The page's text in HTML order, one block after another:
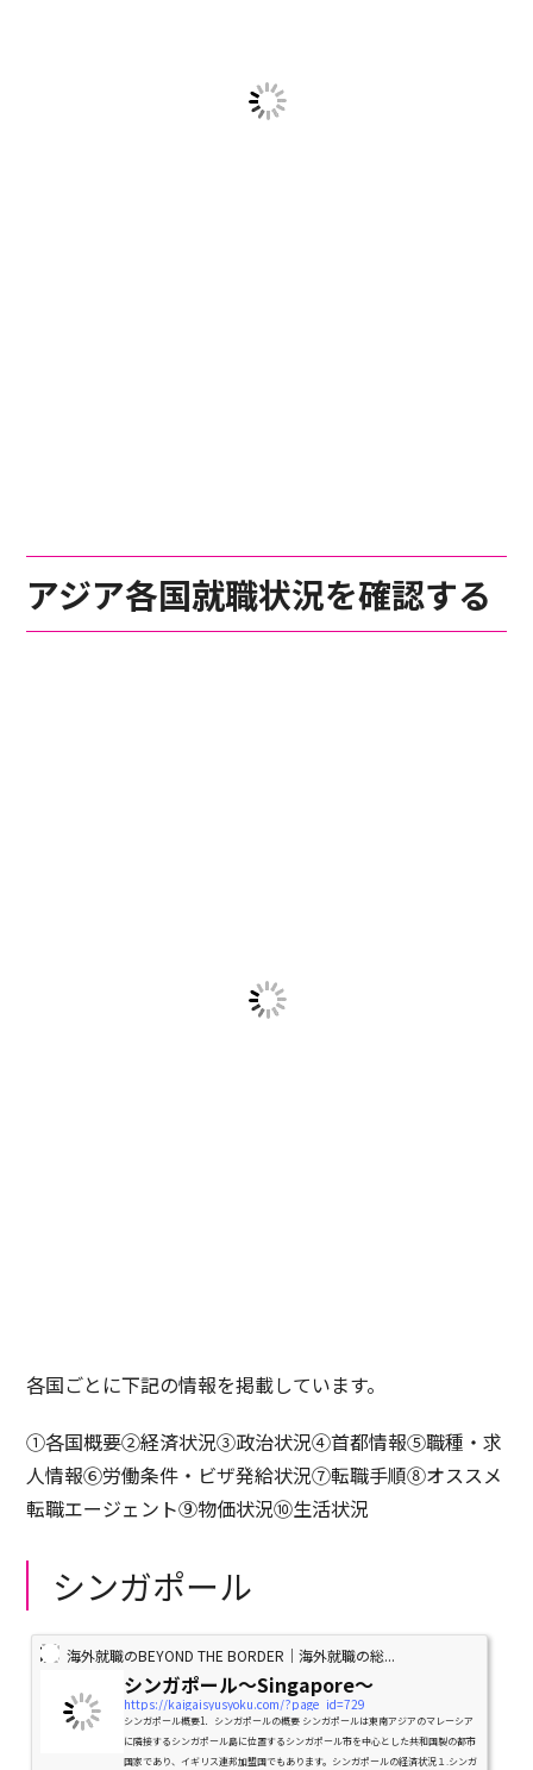
アジア各国就職状況を確認する
各国ごとに下記の情報を掲載しています。
①各国概要②経済状況③政治状況④首都情報⑤職種・求
人情報⑥労働条件・ビザ発給状況⑦転職手順⑧オススメ
転職エージェント⑨物価状況⑩生活状況
シンガポール
海外就職のBEYOND THE BORDER｜海外就職の総...
シンガポール〜Singapore〜
https://kaigaisyusyoku.com/?page_id=729
シンガポール概要1．シンガポールの概要 シンガポールは東南アジアのマレーシア
に隣接するシンガポール島に位置するシンガポール市を中心とした共和国製の都市
国家であり、イギリス連邦加盟国でもあります。シンガポールの経済状況１.シンガ